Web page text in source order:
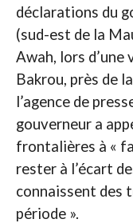
déclarations du
(sud-est de la
Awah, lors d’une
Bakrou, près de
l’agence de
gouverneur a
frontalières à «
rester à l’écart
connaissent des
période ».